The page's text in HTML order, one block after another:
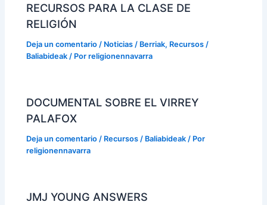
RECURSOS PARA LA CLASE DE
RELIGIÓN
Deja un comentario / Noticias / Berriak, Recursos /
Baliabideak / Porreligionennavarra
DOCUMENTAL SOBRE EL VIRREY
PALAFOX
Deja un comentario / Recursos / Baliabideak / Por
religionennavarra
JMJ YOUNG ANSWERS